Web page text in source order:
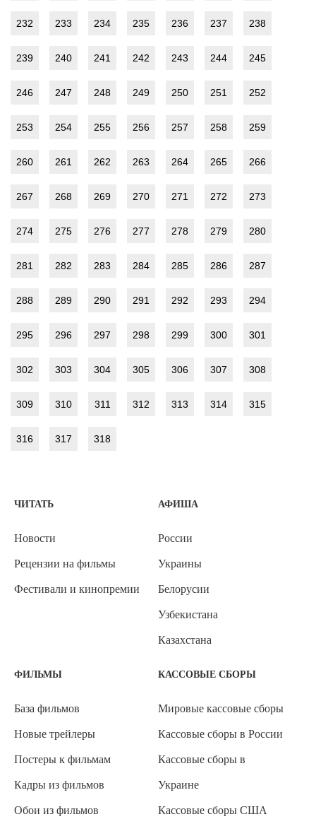
232 233 234 235 236 237 238
239 240 241 242 243 244 245
246 247 248 249 250 251 252
253 254 255 256 257 258 259
260 261 262 263 264 265 266
267 268 269 270 271 272 273
274 275 276 277 278 279 280
281 282 283 284 285 286 287
288 289 290 291 292 293 294
295 296 297 298 299 300 301
302 303 304 305 306 307 308
309 310 311 312 313 314 315
316 317 318
ЧИТАТЬ
Новости
Рецензии на фильмы
Фестивали и кинопремии
АФИША
России
Украины
Белорусии
Узбекистана
Казахстана
ФИЛЬМЫ
База фильмов
Новые трейлеры
Постеры к фильмам
Кадры из фильмов
Обои из фильмов
КАССОВЫЕ СБОРЫ
Мировые кассовые сборы
Кассовые сборы в России
Кассовые сборы в
Украине
Кассовые сборы США